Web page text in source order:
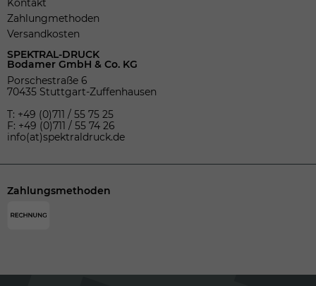
Kontakt
Zahlungmethoden
Versandkosten
SPEKTRAL-DRUCK
Bodamer GmbH & Co. KG
Porschestraße 6
70435 Stuttgart-Zuffenhausen
T: +49 (0)711 / 55 75 25
F: +49 (0)711 / 55 74 26
info(at)spektraldruck.de
Zahlungsmethoden